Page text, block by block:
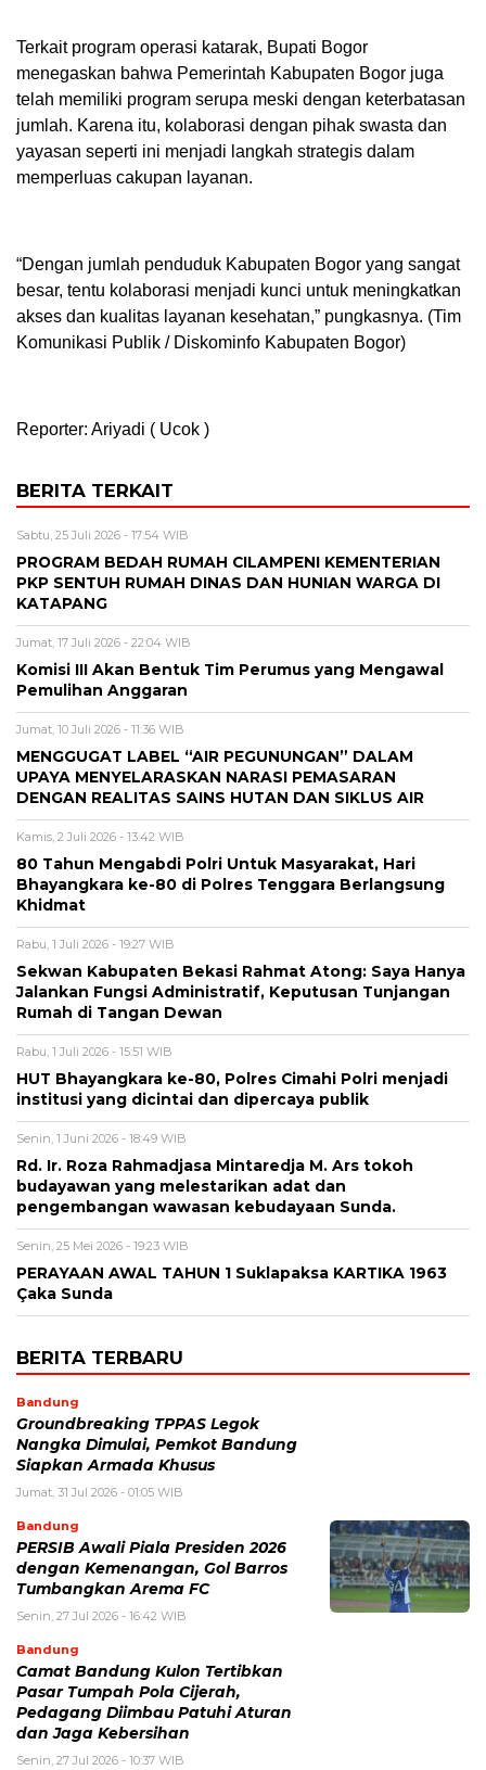
Terkait program operasi katarak, Bupati Bogor
menegaskan bahwa Pemerintah Kabupaten Bogor juga
telah memiliki program serupa meski dengan keterbatasan
jumlah. Karena itu, kolaborasi dengan pihak swasta dan
yayasan seperti ini menjadi langkah strategis dalam
memperluas cakupan layanan.
“Dengan jumlah penduduk Kabupaten Bogor yang sangat
besar, tentu kolaborasi menjadi kunci untuk meningkatkan
akses dan kualitas layanan kesehatan,” pungkasnya. (Tim
Komunikasi Publik / Diskominfo Kabupaten Bogor)
Reporter: Ariyadi ( Ucok )
BERITA TERKAIT
Sabtu, 25 Juli 2026 - 17:54 WIB
PROGRAM BEDAH RUMAH CILAMPENI KEMENTERIAN
PKP SENTUH RUMAH DINAS DAN HUNIAN WARGA DI
KATAPANG
Jumat, 17 Juli 2026 - 22:04 WIB
Komisi III Akan Bentuk Tim Perumus yang Mengawal
Pemulihan Anggaran
Jumat, 10 Juli 2026 - 11:36 WIB
MENGGUGAT LABEL “AIR PEGUNUNGAN” DALAM
UPAYA MENYELARASKAN NARASI PEMASARAN
DENGAN REALITAS SAINS HUTAN DAN SIKLUS AIR
Kamis, 2 Juli 2026 - 13:42 WIB
80 Tahun Mengabdi Polri Untuk Masyarakat, Hari
Bhayangkara ke-80 di Polres Tenggara Berlangsung
Khidmat
Rabu, 1 Juli 2026 - 19:27 WIB
Sekwan Kabupaten Bekasi Rahmat Atong: Saya Hanya
Jalankan Fungsi Administratif, Keputusan Tunjangan
Rumah di Tangan Dewan
Rabu, 1 Juli 2026 - 15:51 WIB
HUT Bhayangkara ke-80, Polres Cimahi Polri menjadi
institusi yang dicintai dan dipercaya publik
Senin, 1 Juni 2026 - 18:49 WIB
Rd. Ir. Roza Rahmadjasa Mintaredja M. Ars tokoh
budayawan yang melestarikan adat dan
pengembangan wawasan kebudayaan Sunda.
Senin, 25 Mei 2026 - 19:23 WIB
PERAYAAN AWAL TAHUN 1 Suklapaksa KARTIKA 1963
Çaka Sunda
BERITA TERBARU
Bandung
Groundbreaking TPPAS Legok
Nangka Dimulai, Pemkot Bandung
Siapkan Armada Khusus
Jumat, 31 Jul 2026 - 01:05 WIB
Bandung
PERSIB Awali Piala Presiden 2026
dengan Kemenangan, Gol Barros
Tumbangkan Arema FC
Senin, 27 Jul 2026 - 16:42 WIB
Bandung
Camat Bandung Kulon Tertibkan
Pasar Tumpah Pola Cijerah,
Pedagang Diimbau Patuhi Aturan
dan Jaga Kebersihan
Senin, 27 Jul 2026 - 10:37 WIB